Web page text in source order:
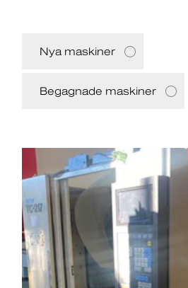
Nya maskiner
Begagnade maskiner